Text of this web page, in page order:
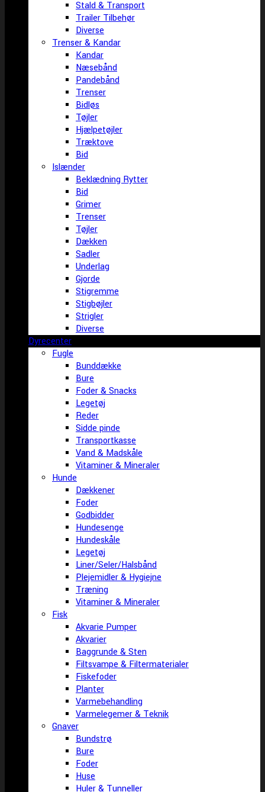
Stald & Transport
Trailer Tilbehør
Diverse
Trenser & Kandar
Kandar
Næsebånd
Pandebånd
Trenser
Bidløs
Tøjler
Hjælpetøjler
Træktove
Bid
Islænder
Beklædning Rytter
Bid
Grimer
Trenser
Tøjler
Dækken
Sadler
Underlag
Gjorde
Stigremme
Stigbøjler
Strigler
Diverse
Dyrecenter
Fugle
Bunddække
Bure
Foder & Snacks
Legetøj
Reder
Sidde pinde
Transportkasse
Vand & Madskåle
Vitaminer & Mineraler
Hunde
Dækkener
Foder
Godbidder
Hundesenge
Hundeskåle
Legetøj
Liner/Seler/Halsbånd
Plejemidler & Hygiejne
Træning
Vitaminer & Mineraler
Fisk
Akvarie Pumper
Akvarier
Baggrunde & Sten
Filtsvampe & Filtermaterialer
Fiskefoder
Planter
Varmebehandling
Varmelegemer & Teknik
Gnaver
Bundstrø
Bure
Foder
Huse
Huler & Tunneller